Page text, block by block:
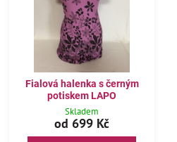
Fialová halenka s černým
potiskem LAPO
Skladem
od 699 Kč